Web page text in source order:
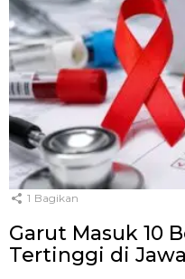
1 Bagikan
Garut Masuk 10
Tertinggi di